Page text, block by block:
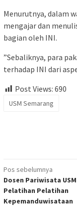
Menurutnya, dalam
mengajar dan
bagian oleh INI.
”Sebaliknya, para
terhadap INI dari
Post Views: 690
USM Semarang
Navigasi
pos
Pos sebelumnya
Dosen Pariwisata
Pelatihan Pelatihan
Kepemanduwisataan